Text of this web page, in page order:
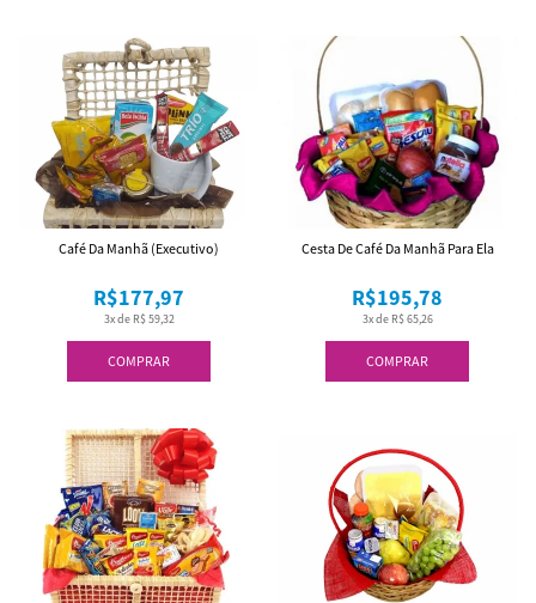
COMPRAR
3x de R$ 59,32
R$177,97
Café Da Manhã (Executivo)
COMPRAR
3x de R$ 65,26
R$195,78
Cesta De Café Da Manhã Para Ela